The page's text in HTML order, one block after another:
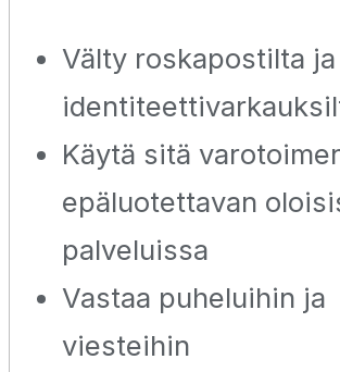
Välty roskapostilta ja
Käytä sitä
epäluotettavan
palveluissa
Vastaa puheluihin ja
viesteihin